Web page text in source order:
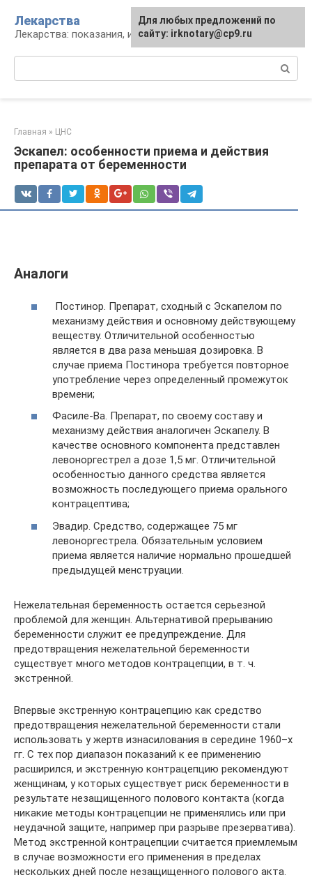
контенту
Лекарства
Лекарства: показания, инструкция, аналоги
Главная » ЦНС
Эскапел: особенности приема и действия
препарата от беременности
Аналоги
Постинор. Препарат, сходный с Эскапелом по
механизму действия и основному действующему
веществу. Отличительной особенностью
является в два раза меньшая дозировка. В
случае приема Постинора требуется повторное
употребление через определенный промежуток
времени;
Фасиле-Ва. Препарат, по своему составу и
механизму действия аналогичен Эскапелу. В
качестве основного компонента представлен
левоноргестрел а дозе 1,5 мг. Отличительной
особенностью данного средства является
возможность последующего приема орального
контрацептива;
Эвадир. Средство, содержащее 75 мг
левоноргестрела. Обязательным условием
приема является наличие нормально прошедшей
предыдущей менструации.
Нежелательная беременность остается серьезной
проблемой для женщин. Альтернативой прерыванию
беременности служит ее предупреждение. Для
предотвращения нежелательной беременности
существует много методов контрацепции, в т. ч.
экстренной.
Впервые экстренную контрацепцию как средство
предотвращения нежелательной беременности стали
использовать у жертв изнасилования в середине 1960–х
гг. С тех пор диапазон показаний к ее применению
расширился, и экстренную контрацепцию рекомендуют
женщинам, у которых существует риск беременности в
результате незащищенного полового контакта (когда
никакие методы контрацепции не применялись или при
неудачной защите, например при разрыве презерватива).
Метод экстренной контрацепции считается приемлемым
в случае возможности его применения в пределах
нескольких дней после незащищенного полового акта.
Для любых предложений по
сайту: irknotary@cp9.ru